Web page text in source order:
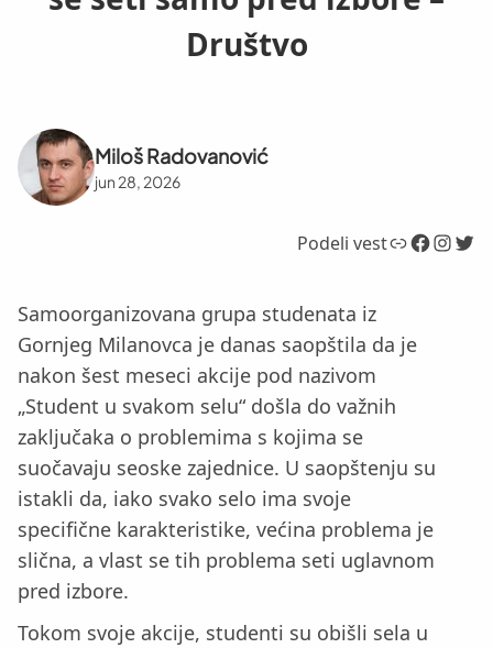
Društvo
Miloš Radovanović
jun 28, 2026
Podeli vestLink Facebook InstagramTwitter
Samoorganizovana grupa studenata iz
Gornjeg Milanovca je danas saopštila da je
nakon šest meseci akcije pod nazivom
„Student u svakom selu“ došla do važnih
zaključaka o problemima s kojima se
suočavaju seoske zajednice. U saopštenju su
istakli da, iako svako selo ima svoje
specifične karakteristike, većina problema je
slična, a vlast se tih problema seti uglavnom
pred izbore.
Tokom svoje akcije, studenti su obišli sela u